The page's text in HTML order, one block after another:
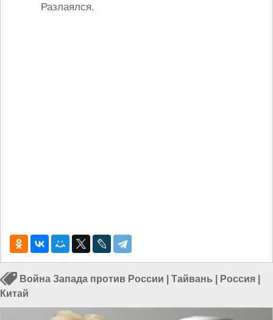
Разлаялся.
Война Запада против России Тайвань Россия
Китай